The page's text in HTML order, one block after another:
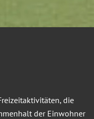
die
der Einwohner